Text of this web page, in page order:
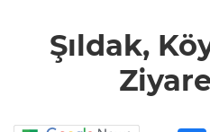
Ziyaret
Etti
Şıldak,